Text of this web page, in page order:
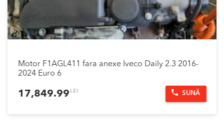
Motor F1AGL411 fara anexe Iveco Daily 2.3 2016-
2024 Euro 6
17,849.99 LEI SUNĂ